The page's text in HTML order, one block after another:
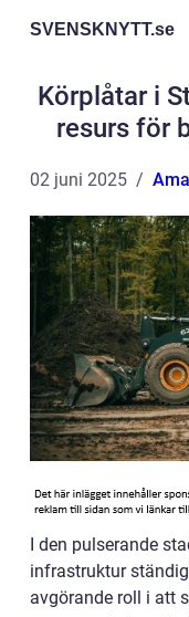
SVENSKNYTT.se
Körplåtar i
resurs för
02 juni 2025
I den pulserande
infrastruktur
avgörande roll i att